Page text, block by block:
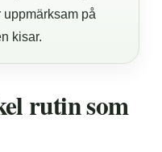
på
kisar.
rutin som